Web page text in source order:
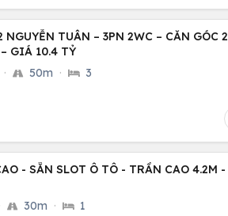
TUÂN – 3PN 2WC – CĂN GÓC 2
GIÁ 10.4 TỶ
· 50m · 3
- SẴN SLOT Ô TÔ - TRẦN CAO 4.2M -
30m · 1